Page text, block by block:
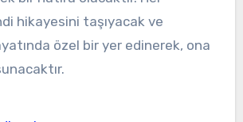
hikayesini taşıyacak ve
özel bir yer edinerek, ona